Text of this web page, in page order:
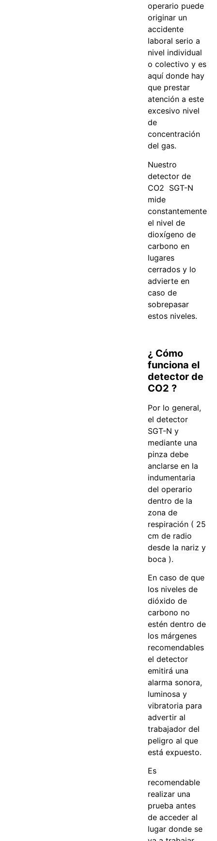
operario puede
originar un
accidente
laboral serio a
nivel individual
o colectivo y es
aquí donde hay
que prestar
atención a este
excesivo nivel
de
concentración
del gas.
Nuestro
detector de
CO2 SGT-N
mide
constantemente
el nivel de
dioxígeno de
carbono en
lugares
cerrados y lo
advierte en
caso de
sobrepasar
estos niveles.
¿ Cómo
funciona el
detector de
CO2 ?
Por lo general,
el detector
SGT-N y
mediante una
pinza debe
anclarse en la
indumentaria
del operario
dentro de la
zona de
respiración ( 25
cm de radio
desde la nariz y
boca ).
En caso de que
los niveles de
dióxido de
carbono no
estén dentro de
los márgenes
recomendables
el detector
emitirá una
alarma sonora,
luminosa y
vibratoria para
advertir al
trabajador del
peligro al que
está expuesto.
Es
recomendable
realizar una
prueba antes
de acceder al
lugar donde se